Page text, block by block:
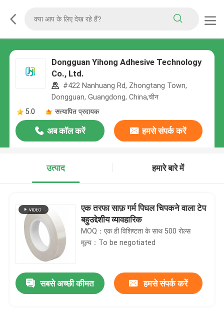
Dongguan Yihong Adhesive Technology
Co., Ltd.
#422 Nanhuang Rd, Zhongtang Town,
Dongguan, Guangdong, China,चीन
5.0
सत्यापित प्रदायक
अब कॉल करें हमसे संपर्क करें
उत्पाद हमारे बारे में
एक तरफा साफ़ गर्म पिघल चिपकने वाला टेप
बहुउद्देशीय व्यावहारिक
MOQ：एक ही विशिष्टता के साथ 500 रोल्स
मूल्य：To be negotiated
सबसे अच्छी कीमत हमसे संपर्क करें